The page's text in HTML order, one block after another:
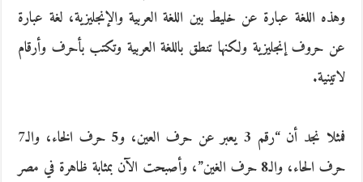
وهذه اللغة عبارة عن خليط بين اللغة العربية والإنجليزية، لغة عبارة
عن حروف إنجليزية ولكنها تنطق باللغة العربية وتكتب بأحرف وأرقام
لاتينية.
فمثلا نجد أن “رقم 3 يعبر عن حرف العين، و5 حرف الخاء، والـ7
حرف الحاء، والـ8 حرف الغين”، وأصبحت الآن بمثابة ظاهرة في مصر